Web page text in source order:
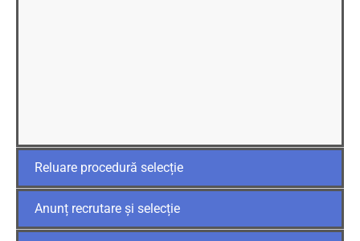
Reluare procedură selecție
Anunț recrutare și selecție